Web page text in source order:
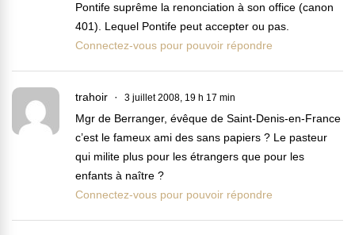
Pontife suprême la renonciation à son office (canon
401). Lequel Pontife peut accepter ou pas.
Connectez-vous pour pouvoir répondre
trahoir 3 juillet 2008, 19 h 17 min
Mgr de Berranger, évêque de Saint-Denis-en-France
c’est le fameux ami des sans papiers ? Le pasteur
qui milite plus pour les étrangers que pour les
enfants à naître ?
Connectez-vous pour pouvoir répondre